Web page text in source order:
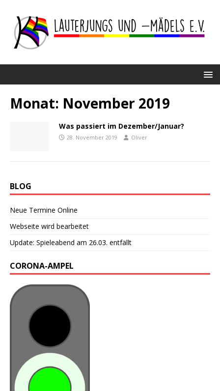
Monat: November 2019
Was passiert im Dezember/Januar?
28. November 2019 Oliver
BLOG
Neue Termine Online
Webseite wird bearbeitet
Update: Spieleabend am 26.03. entfällt
CORONA-AMPEL